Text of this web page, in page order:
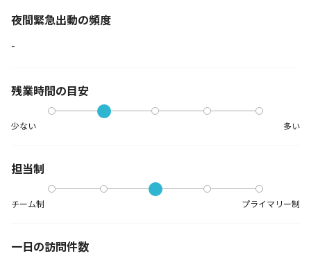
夜間緊急出動の頻度
-
残業時間の目安
少ない 多い
担当制
チーム制 プライマリー制
一日の訪問件数